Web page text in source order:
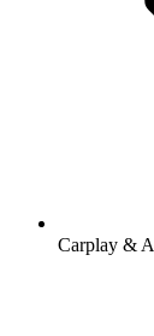
Carplay &